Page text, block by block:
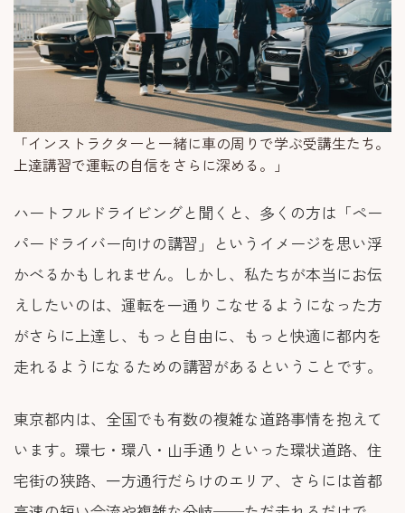
「インストラクターと一緒に車の周りで学ぶ受講生たち。
上達講習で運転の自信をさらに深める。」
ハートフルドライビングと聞くと、多くの方は「ペー
パードライバー向けの講習」というイメージを思い浮
かべるかもしれません。しかし、私たちが本当にお伝
えしたいのは、運転を一通りこなせるようになった方
がさらに上達し、もっと自由に、もっと快適に都内を
走れるようになるための講習があるということです。
東京都内は、全国でも有数の複雑な道路事情を抱えて
います。環七・環八・山手通りといった環状道路、住
宅街の狭路、一方通行だらけのエリア、さらには首都